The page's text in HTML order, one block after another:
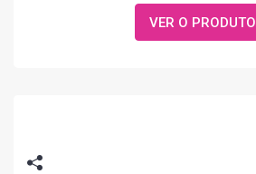
VER O PRODUTO